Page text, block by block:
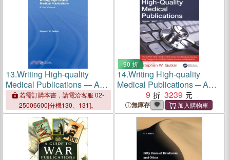
13.Writing High-quality
Medical Publications ― A
User's Manual
若需訂購本書，請電洽客服 02-
25006600[分機130、131]。
90 折
14.Writing High-quality
Medical Publications ─ A
User's Manual
9 3239
無庫存